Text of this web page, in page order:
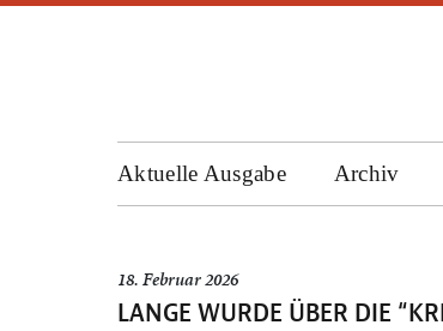
Aktuelle Ausgabe Archiv
18. Februar 2026
LANGE WURDE ÜBER DIE